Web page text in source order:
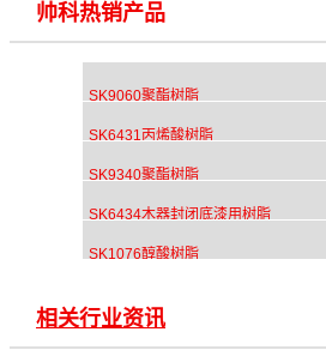
帅科热销产品
SK9060聚酯树脂
SK6431丙烯酸树脂
SK9340聚酯树脂
SK6434木器封闭底漆用树脂
SK1076醇酸树脂
相关行业资讯